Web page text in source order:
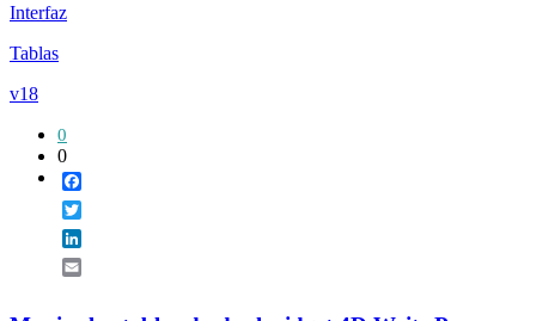
Interfaz
Tablas
v18
0
0